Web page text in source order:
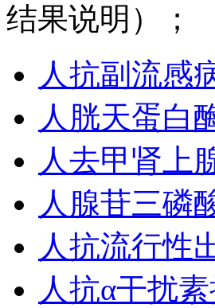
结果说明）；
人抗副流感
人胱天蛋白
人去甲肾上
人腺苷三磷
人抗流行性
人抗α干扰